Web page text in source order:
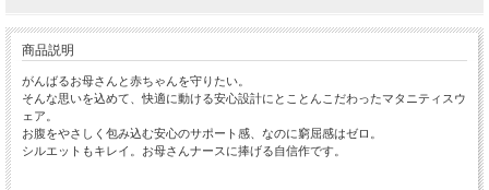
商品説明
がんばるお母さんと赤ちゃんを守りたい。
そんな思いを込めて、快適に動ける安心設計にとことんこだわったマタニティスウ
ェア。
お腹をやさしく包み込む安心のサポート感、なのに窮屈感はゼロ。
シルエットもキレイ。お母さんナースに捧げる自信作です。